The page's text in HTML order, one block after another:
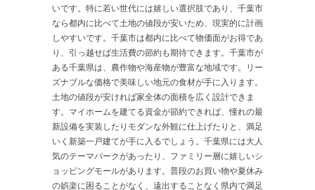
いです。特に若い世代には嬉しい選択肢であり、千葉市
なら都内に比べて土地の値段が安いため、現実的に計画
しやすいです。千葉市は都内に比べて物価面がお得であ
り、引っ越せば生活費の節約も期待できます。千葉市が
ある千葉県は、農作物や海産物が豊富な地域です。リー
ズナブルな価格で美味しい地元の食材が手に入ります。
土地の値段が安ければ家全体の面積を広く設計できま
す。マイホームを建てる資金が節約できれば、憧れの最
新設備を実装したりモダンな外観に仕上げたりと、満足
いく新築一戸建てが手に入るでしょう。千葉県には大人
気のテーマパークがあったり、ファミリー層に嬉しいシ
ョッピングモールがあります。普段のお買い物や夏休み
の娯楽に困ることがなく、遠出することなく県内で満足